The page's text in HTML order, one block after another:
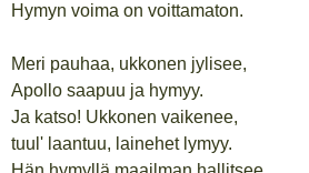
Hymyn voima on voittamaton.
Meri pauhaa, ukkonen jylisee,
Apollo saapuu ja hymyy.
Ja katso! Ukkonen vaikenee,
tuul' laantuu, lainehet lymyy.